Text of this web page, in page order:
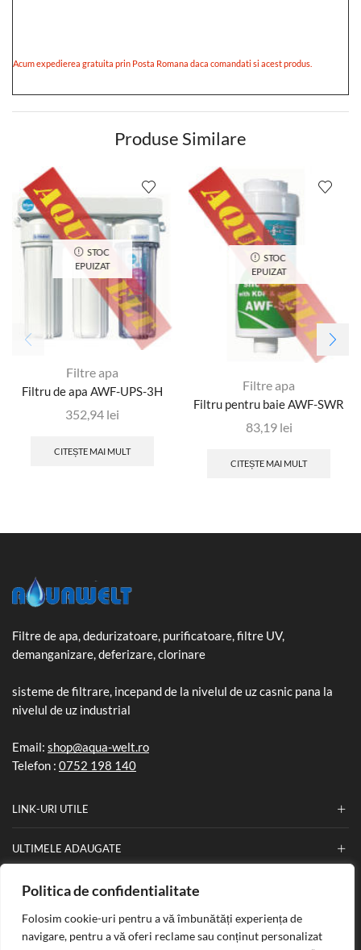
Politica de confidentialitate
Folosim cookie-uri pentru a vă îmbunătăți experiența de
navigare, pentru a vă oferi reclame sau conținut personalizat
Acum expedierea gratuita prin Posta Romana daca comandati si acest produs.
Produse Similare
STOC
EPUIZAT
Filtre apa
Filtru de apa AWF-UPS-3H
352,94 lei
CITEȘTE MAI MULT
STOC
EPUIZAT
Filtre apa
Filtru pentru baie AWF-SWR
83,19 lei
CITEȘTE MAI MULT
Filtre de apa, dedurizatoare, purificatoare, filtre UV,
demanganizare, deferizare, clorinare
sisteme de filtrare, incepand de la nivelul de uz casnic pana la
nivelul de uz industrial
Email: shop@aqua-welt.ro
Telefon : 0752 198 140
LINK-URI UTILE
ULTIMELE ADAUGATE
INFORMATII